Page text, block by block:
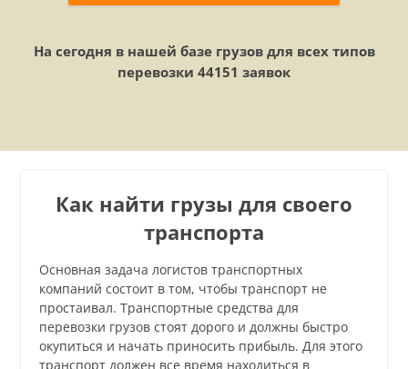
На сегодня в нашей базе грузов для всех типов
перевозки 44151 заявок
Как найти грузы для своего
транспорта
Основная задача логистов транспортных
компаний состоит в том, чтобы транспорт не
простаивал. Транспортные средства для
перевозки грузов стоят дорого и должны быстро
окупиться и начать приносить прибыль. Для этого
транспорт должен все время находиться в